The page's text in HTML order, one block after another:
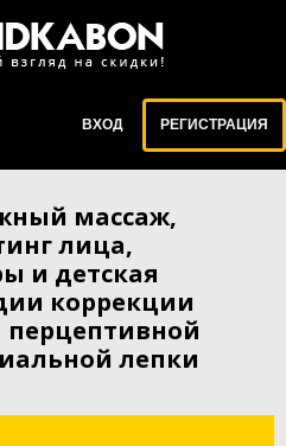
ВХОД РЕГИСТРАЦИЯ
массаж,
лица,
и детская
коррекции
лепки